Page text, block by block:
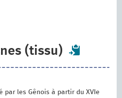
(tissu)
par les Gênois à partir du XVIe